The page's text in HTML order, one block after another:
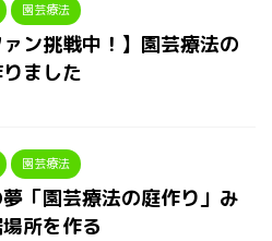
園芸療法
ァン挑戦中！】園芸療法の
ました
園芸療法
「園芸療法の庭作り」み
所を作る